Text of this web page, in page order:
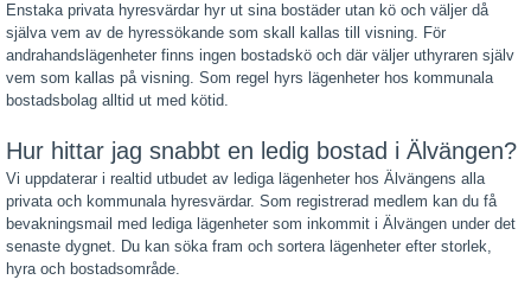
Enstaka privata hyresvärdar hyr ut sina bostäder utan kö och väljer då
själva vem av de hyressökande som skall kallas till visning. För
andrahandslägenheter finns ingen bostadskö och där väljer uthyraren själv
vem som kallas på visning. Som regel hyrs lägenheter hos kommunala
bostadsbolag alltid ut med kötid.
Hur hittar jag snabbt en ledig bostad i Älvängen?
Vi uppdaterar i realtid utbudet av lediga lägenheter hos Älvängens alla
privata och kommunala hyresvärdar. Som registrerad medlem kan du få
bevakningsmail med lediga lägenheter som inkommit i Älvängen under det
senaste dygnet. Du kan söka fram och sortera lägenheter efter storlek,
hyra och bostadsområde.